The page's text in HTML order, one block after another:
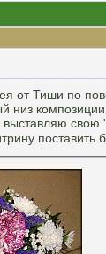
Тиши по
свою
поставить